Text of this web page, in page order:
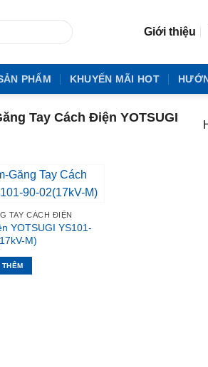
Giới thiệu
PHẨM KHUYẾN MÃI HOT
Tay Cách Điện YOTSUGI
TAY CÁCH ĐIỆN
YOTSUGI YS101-
M)
THÊM